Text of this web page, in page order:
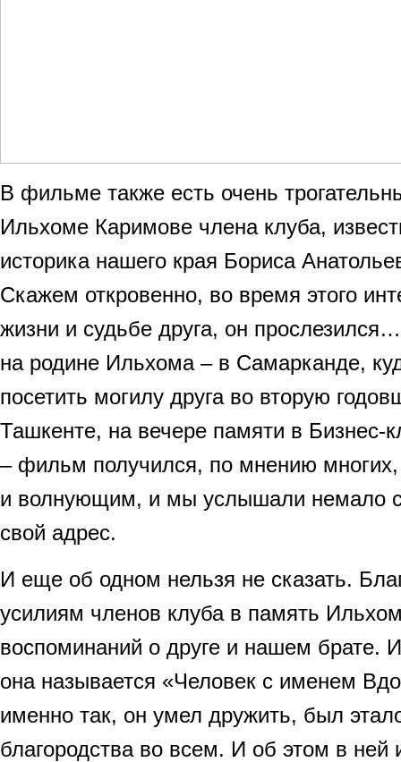
В фильме также есть очень
Ильхоме Каримове члена клуба,
историка нашего края Бориса
Скажем откровенно, во время этого
жизни и судьбе друга, он
на родине Ильхома – в Самарканде,
посетить могилу друга во вторую
Ташкенте, на вечере памяти в Бизнес-
– фильм получился, по мнению многих,
и волнующим, и мы услышали немало
свой адрес.
И еще об одном нельзя не сказать.
усилиям членов клуба в память
воспоминаний о друге и нашем брате.
она называется «Человек с именем
именно так, он умел дружить, был
благородства во всем. И об этом в ней